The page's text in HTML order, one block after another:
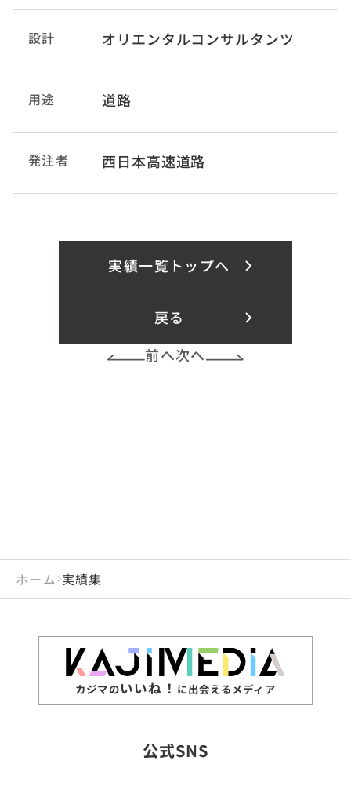
設計 オリエンタルコンサルタンツ
用途 道路
発注者 西日本高速道路
実績一覧トップへ
戻る
前へ次へ
ホーム 実績集
カジマのいいね！ に出会えるメディア
公式SNS